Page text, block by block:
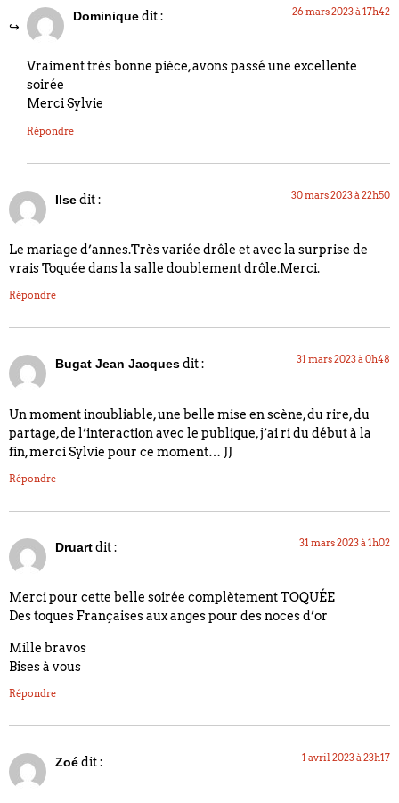
Dominiquedit : 26 mars 2023 à 17h42
Vraiment très bonne pièce, avons passé une excellente
soirée
Merci Sylvie
Répondre
Ilsedit : 30 mars 2023 à 22h50
Le mariage d’annes.Très variée drôle et avec la surprise de
vrais Toquée dans la salle doublement drôle.Merci.
Répondre
Bugat Jean Jacquesdit : 31 mars 2023 à 0h48
Un moment inoubliable, une belle mise en scène, du rire, du
partage, de l’interaction avec le publique, j’ai ri du début à la
fin, merci Sylvie pour ce moment… JJ
Répondre
Druartdit : 31 mars 2023 à 1h02
Merci pour cette belle soirée complètement TOQUÉE
Des toques Françaises aux anges pour des noces d’or
Mille bravos
Bises à vous
Répondre
Zoédit : 1 avril 2023 à 23h17